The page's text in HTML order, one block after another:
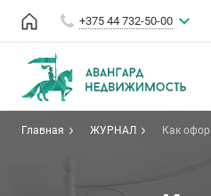
+375 44 732-50-00
Главная ЖУРНАЛ
Как